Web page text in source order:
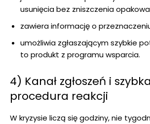
usunięcia bez zniszczenia
zawiera informację o
umożliwia zgłaszającym szybkie
to produkt z programu wsparcia.
4) Kanał zgłoszeń i szybka
procedura reakcji
W kryzysie liczą się godziny, nie